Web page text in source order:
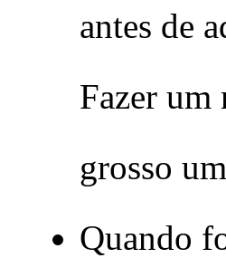
antes de
Fazer um
grosso
Quando